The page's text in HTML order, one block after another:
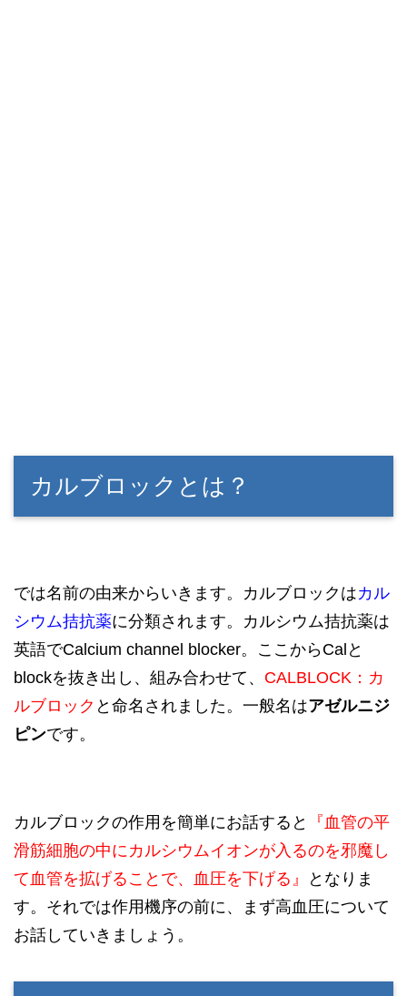
カルブロックとは？
では名前の由来からいきます。 カルブロックはカル
シウム拮抗薬に分類され ま す。 カルシウム拮抗薬は
英語でCalcium channel blocker。ここからCalと
blockを抜き出し、組み合わせて、 CALBLOCK：カ
ルブロック と命名されました。一般名はアゼルニジ
ピンです。
カルブロックの作用を簡単にお話すると
『血管の平
滑筋細胞の中にカルシウ ムイオンが入るのを邪魔し
て 血管を拡げることで、血圧を下げる』
となりま
す。それでは作用機序の前に、まず高血圧について
お話していきましょう。